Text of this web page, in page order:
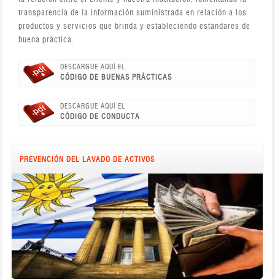
transparencia de la información suministrada en relación a los
productos y servicios que brinda y estableciéndo estándares de
buena práctica.
DESCARGUE AQUÍ EL
CÓDIGO DE BUENAS PRÁCTICAS
DESCARGUE AQUÍ EL
CÓDIGO DE CONDUCTA
PREVENCIÓN DEL LAVADO DE ACTIVOS